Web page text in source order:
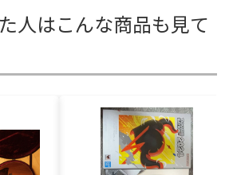
人はこんな商品も見て